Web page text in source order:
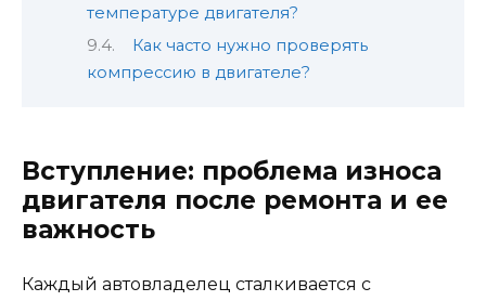
температуре двигателя?
Как часто нужно проверять
компрессию в двигателе?
Вступление: проблема износа
двигателя после ремонта и ее
важность
Каждый автовладелец сталкивается с